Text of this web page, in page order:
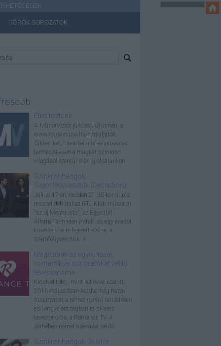
TÖRÖK SOROZATOK
Elköltöztünk
A MűsorVíziót júliustól új címen, a
www.musorvizio.hu-n találjátok.
Cikkeinket, híreinket a televíziózás és
természetesen a magyar szinkron
világából ezentúl már új oldalunkon...
Szinkronhangok:
Szemfényvesztők (Deception)
Július 17-én, kedden 21.30-kor dupla
résszel debütál az RTL Klub műsorán
"az új Mentalista", az Egyesült
Államokban idén indult, és egy évadot
követően be is fejezett széria, a
Szemfényvesztők. A...
Megszűnik az egyik hazai,
romantikus sorozatokat vetítő
tévécsatorna
Kicsivel több, mint két évvel ezelőtt,
2016 májusában kezdte meg hazai
sugárzását a német nyelvű területeken
és Lengyelországban is sikeres
tévécsatorna, a Romance TV. A
zömében német szériákat vetítő...
Szinkronhangok: Doktor